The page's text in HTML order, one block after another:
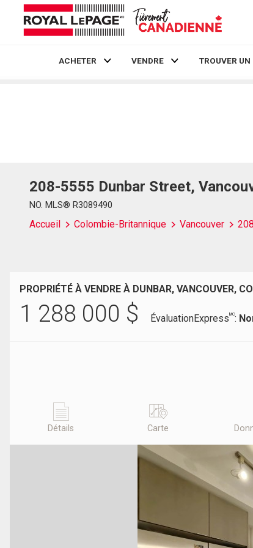
ACHETER VENDRE TROUVER UN
208-5555 Dunbar Street,
NO. MLS® R3089490
Accueil Colombie-Britannique Vancouver
PROPRIÉTÉ À VENDRE À DUNBAR, VANCOUVER,
1 288 000 $ ÉvaluationExpressMC:
Détails Carte